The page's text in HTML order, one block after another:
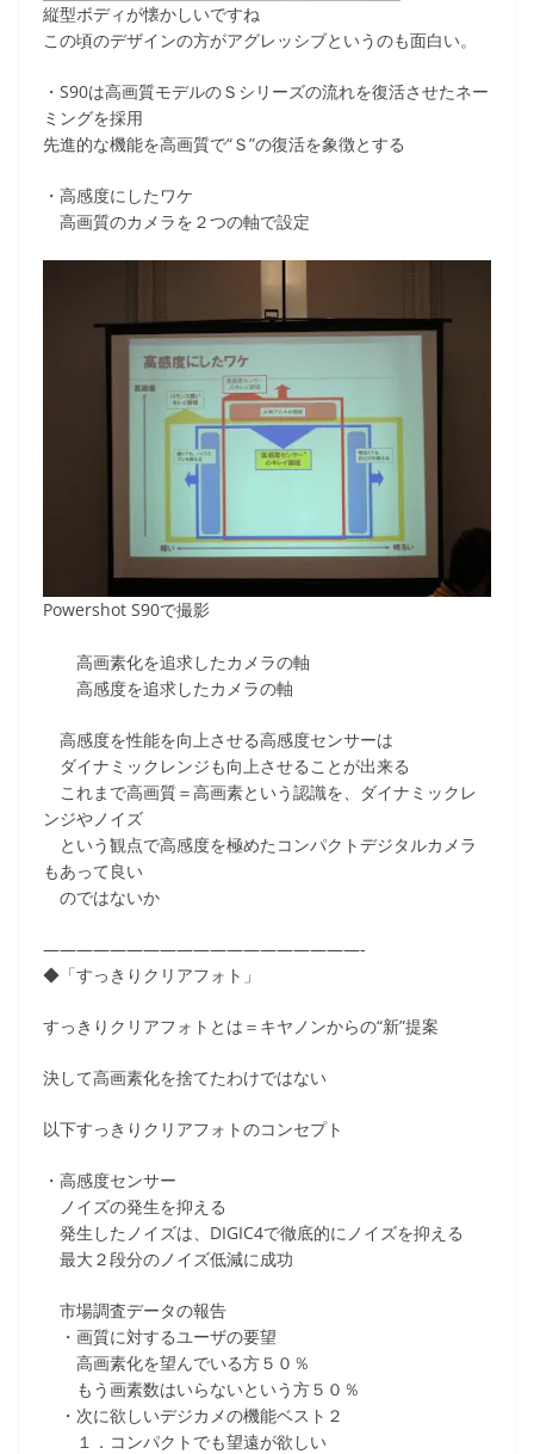
縦型ボディが懐かしいですね
この頃のデザインの方がアグレッシブというのも面白い。
・S90は高画質モデルのＳシリーズの流れを復活させたネー
ミングを採用
先進的な機能を高画質で“Ｓ”の復活を象徴とする
・高感度にしたワケ
高画質のカメラを２つの軸で設定
Powershot S90で撮影
高画素化を追求したカメラの軸
高感度を追求したカメラの軸
高感度を性能を向上させる高感度センサーは
ダイナミックレンジも向上させることが出来る
これまで高画質＝高画素という認識を、ダイナミックレ
ンジやノイズ
という観点で高感度を極めたコンパクトデジタルカメラ
もあって良い
のではないか
———————————————————-
◆「すっきりクリアフォト」
すっきりクリアフォトとは＝キヤノンからの“新”提案
決して高画素化を捨てたわけではない
以下すっきりクリアフォトのコンセプト
・高感度センサー
ノイズの発生を抑える
発生したノイズは、DIGIC4で徹底的にノイズを抑える
最大２段分のノイズ低減に成功
市場調査データの報告
・画質に対するユーザの要望
高画素化を望んでいる方５０％
もう画素数はいらないという方５０％
・次に欲しいデジカメの機能ベスト２
１．コンパクトでも望遠が欲しい